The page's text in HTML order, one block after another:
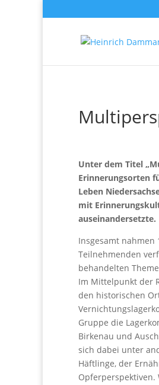
Unter dem Titel
Erinnerungsorten
Leben
mit
auseinandersetzte.
Insgesamt nahmen
Teilnehmenden
behandelten
Im Mittelpunkt der
den historischen
Gruppe die
Birkenau und
sich dabei unter
Häftlinge, der